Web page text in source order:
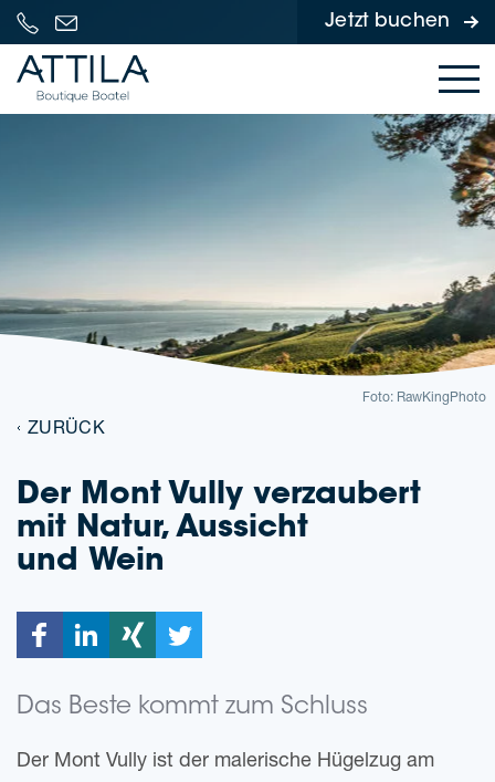
Jetzt buchen
Skip to content
Foto: Raw­King­Pho­to
ZURÜCK
Der Mont Vully ver­zau­bert
mit Natur, Aus­sicht
und Wein
Das Beste kommt zum Schluss
Der Mont Vully ist der male­ri­sche Hügel­zug am